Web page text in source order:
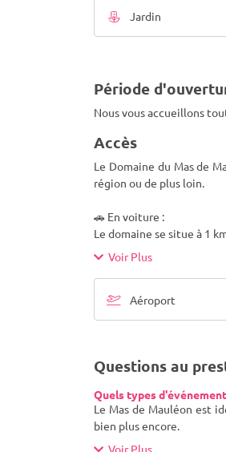
Jardin
Période
Nous vous accueillons
Accès
Le Domaine du Mas de
région ou de plus loin.
🚗 En voiture :
Le domaine se situe à 1
Voir Plus
Aéroport
Questions au
Quels types
Le Mas de Mauléon est
bien plus encore.
Voir Plus